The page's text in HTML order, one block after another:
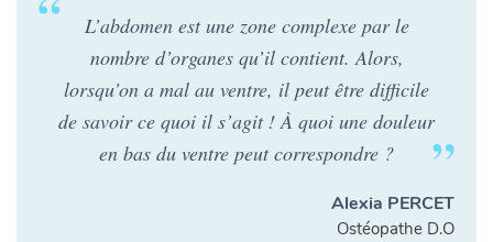
L’abdomen est une zone complexe par le
nombre d’organes qu’il contient. Alors,
lorsqu’on a mal au ventre, il peut être difficile
de savoir ce quoi il s’agit ! À quoi une douleur
en bas du ventre peut correspondre ?
Alexia PERCET
Ostéopathe D.O